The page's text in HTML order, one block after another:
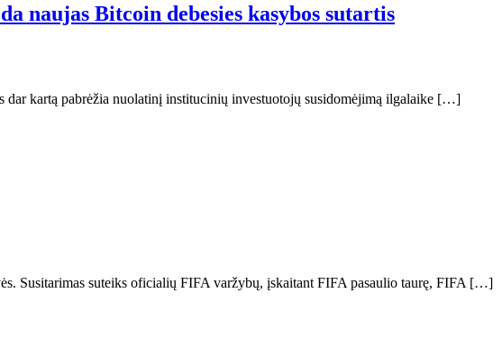
naujas Bitcoin debesies kasybos sutartis
kartą pabrėžia nuolatinį institucinių investuotojų susidomėjimą ilgalaike […]
Susitarimas suteiks oficialių FIFA varžybų, įskaitant FIFA pasaulio taurę, FIFA […]